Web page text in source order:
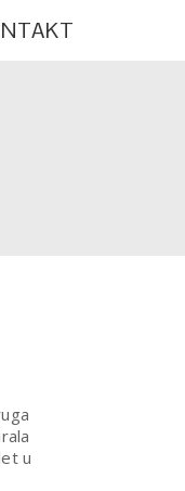
u